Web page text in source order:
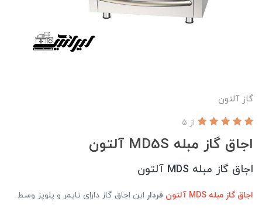
گاز آلتون
اجاق گاز مبله MD5S آلتون
از 5
اجاق گاز مبله MDS آلتون
اجاق گاز مبله MDS آلتون فردار این اجاق گاز دارای تایمر و پلوپز وسط